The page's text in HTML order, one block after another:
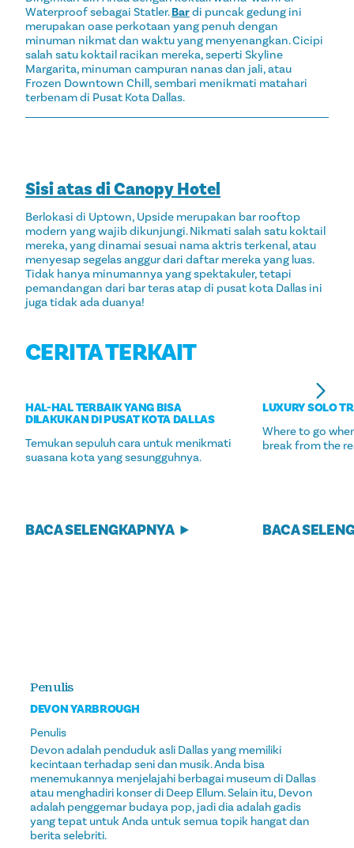
Waterproof sebagai Statler.Bardi puncak gedung ini
merupakan oase perkotaan yang penuh dengan
minuman nikmat dan waktu yang menyenangkan. Cicipi
salah satu koktail racikan mereka, seperti Skyline
Margarita, minuman campuran nanas dan jali, atau
Frozen Downtown Chill, sembari menikmati matahari
terbenam di Pusat Kota Dallas.
Sisi atas di Canopy Hotel
Berlokasi di Uptown, Upside merupakan bar rooftop
modern yang wajib dikunjungi. Nikmati salah satu koktail
mereka, yang dinamai sesuai nama aktris terkenal, atau
menyesap segelas anggur dari daftar mereka yang luas.
Tidak hanya minumannya yang spektakuler, tetapi
pemandangan dari bar teras atap di pusat kota Dallas ini
juga tidak ada duanya!
CERITA TERKAIT
HAL-HAL TERBAIK YANG BISA
DILAKUKAN DI PUSAT KOTA DALLAS
Temukan sepuluh cara untuk menikmati
suasana kota yang sesungguhnya.
BACA SELENGKAPNYA
LUXURY SOLO
Where to go
break from the
BACA
Penulis
DEVON YARBROUGH
Penulis
Devon adalah penduduk asli Dallas yang memiliki
kecintaan terhadap seni dan musik. Anda bisa
menemukannya menjelajahi berbagai museum di Dallas
atau menghadiri konser di Deep Ellum. Selain itu, Devon
adalah penggemar budaya pop, jadi dia adalah gadis
yang tepat untuk Anda untuk semua topik hangat dan
berita selebriti.